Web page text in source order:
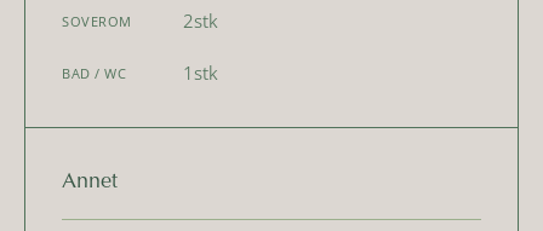
SOVEROM 2stk
BAD / WC 1 stk
Annet